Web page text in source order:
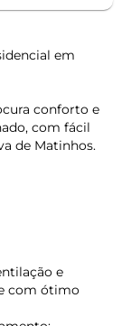
em
conforto e
com fácil
de Matinhos.
e
com ótimo